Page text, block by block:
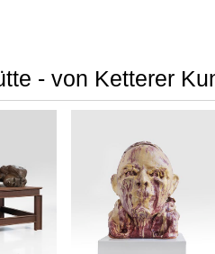
- von Ketterer